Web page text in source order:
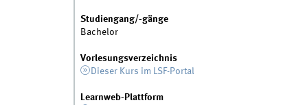
Studiengang/-gänge
Bachelor
Vorlesungsverzeichnis
Dieser Kurs im LSF-Portal
Learnweb-Plattform